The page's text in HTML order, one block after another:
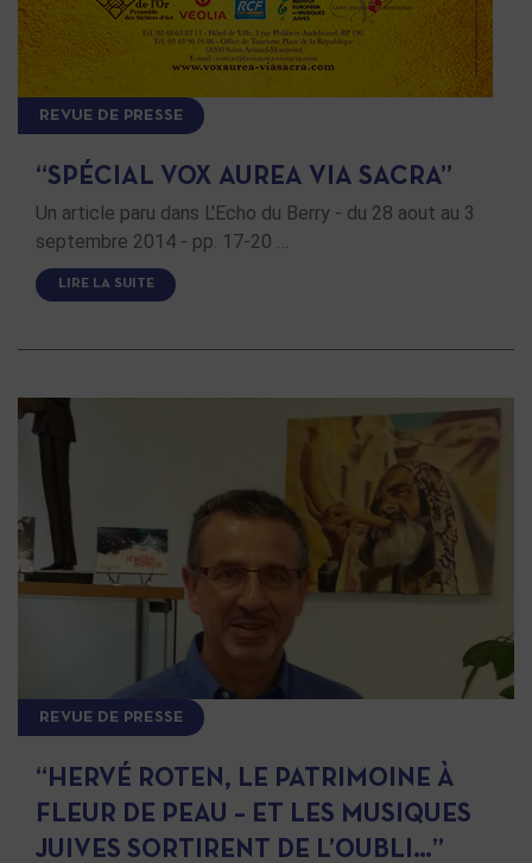
REVUE DE PRESSE
“SPÉCIAL VOX AUREA VIA SACRA”
Un article paru dans L'Echo du Berry - du 28 aout au 3
septembre 2014 - pp. 17-20 …
LIRE LA SUITE
REVUE DE PRESSE
“HERVÉ ROTEN, LE PATRIMOINE À
FLEUR DE PEAU – ET LES MUSIQUES
JUIVES SORTIRENT DE L’OUBLI…”